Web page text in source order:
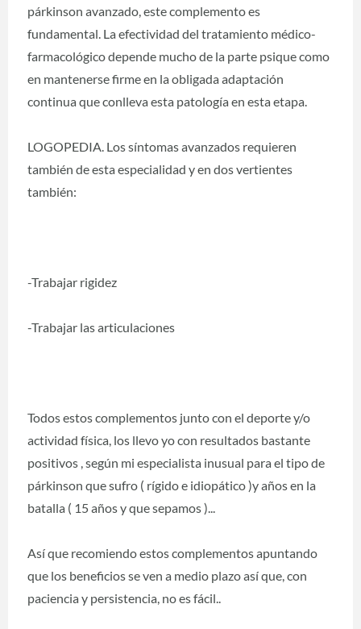
párkinson avanzado, este complemento es
fundamental. La efectividad del tratamiento médico-
farmacológico depende mucho de la parte psique como
en mantenerse firme en la obligada adaptación
continua que conlleva esta patología en esta etapa.
LOGOPEDIA. Los síntomas avanzados requieren
también de esta especialidad y en dos vertientes
también:
-Trabajar rigidez
-Trabajar las articulaciones
Todos estos complementos junto con el deporte y/o
actividad física, los llevo yo con resultados bastante
positivos , según mi especialista inusual para el tipo de
párkinson que sufro ( rígido e idiopático )y años en la
batalla ( 15 años y que sepamos )...
Así que recomiendo estos complementos apuntando
que los beneficios se ven a medio plazo así que, con
paciencia y persistencia, no es fácil..